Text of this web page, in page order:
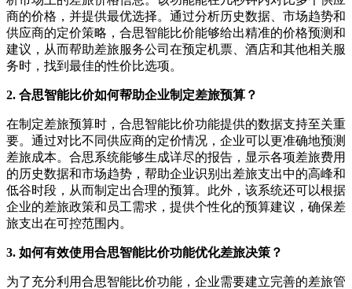
商的价格，并提供最优选择。通过分析历史数据、市场趋势和
供应商的定价策略，合思智能比价能够给出精准的价格预测和
建议，从而帮助差旅服务公司在预定机票、酒店和其他相关服
务时，找到最佳的性价比选项。
2. 合思智能比价如何帮助企业制定差旅预算？
在制定差旅预算时，合思智能比价功能提供的数据支持至关重
要。通过对比不同供应商的定价情况，企业可以更准确地预测
差旅成本。合思系统能够生成详尽的报告，显示各项差旅费用
的历史数据和市场趋势，帮助企业识别出差旅支出中的高峰和
低谷时段，从而制定出合理的预算。此外，该系统还可以根据
企业的差旅政策和员工需求，提供个性化的预算建议，确保差
旅支出在可控范围内。
3. 如何有效使用合思智能比价功能优化差旅决策？
为了充分利用合思智能比价功能，企业需要建立完善的差旅管